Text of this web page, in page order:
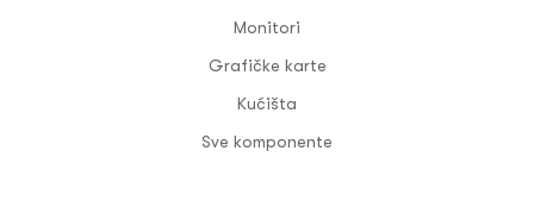
Monitori
Grafičke karte
Kućišta
Sve komponente